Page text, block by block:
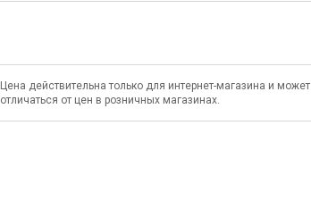
Цена действительна только для интернет-магазина и может
отличаться от цен в розничных магазинах.